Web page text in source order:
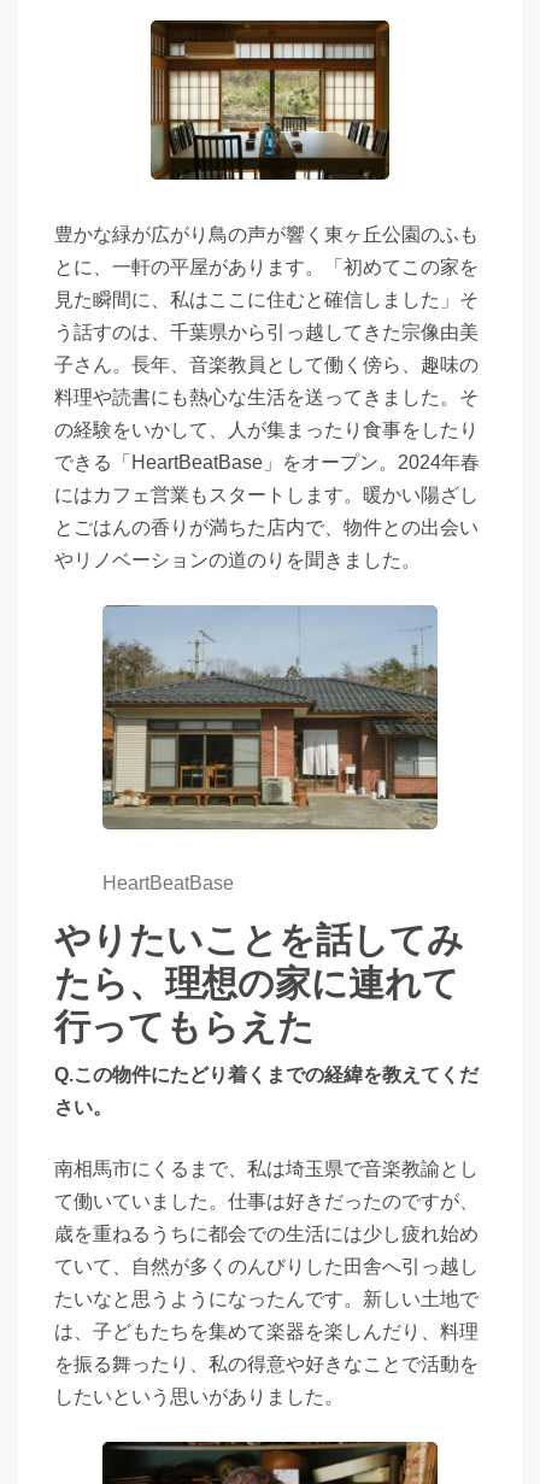
豊かな緑が広がり鳥の声が響く東ヶ丘公園のふも
とに、一軒の平屋があります。「初めてこの家を
見た瞬間に、私はここに住むと確信しました」そ
う話すのは、千葉県から引っ越してきた宗像由美
子さん。長年、音楽教員として働く傍ら、趣味の
料理や読書にも熱心な生活を送ってきました。そ
の経験をいかして、人が集まったり食事をしたり
できる「HeartBeatBase」をオープン。2024年春
にはカフェ営業もスタートします。暖かい陽ざし
とごはんの香りが満ちた店内で、物件との出会い
やリノベーションの道のりを聞きました。
HeartBeatBase
やりたいことを話してみ
たら、理想の家に連れて
行ってもらえた
Q.この物件にたどり着くまでの経緯を教えてくだ
さい。
南相馬市にくるまで、私は埼玉県で音楽教諭とし
て働いていました。仕事は好きだったのですが、
歳を重ねるうちに都会での生活には少し疲れ始め
ていて、自然が多くのんびりした田舎へ引っ越し
たいなと思うようになったんです。新しい土地で
は、子どもたちを集めて楽器を楽しんだり、料理
を振る舞ったり、私の得意や好きなことで活動を
したいという思いがありました。